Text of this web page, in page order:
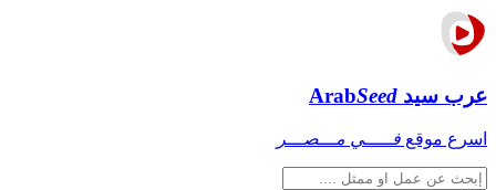
عرب سيد ArabSeed
اسرع موقع فـــــي مـــصـــر